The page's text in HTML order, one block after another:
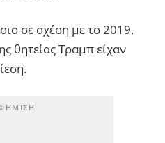
σε σχέση με το 2019,
θητείας Τραμπ είχαν